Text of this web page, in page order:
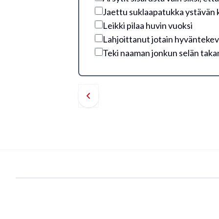
Jaettu suklaapatukka ystävän
Leikki pilaa huvin vuoksi
Lahjoittanut jotain
Teki naaman jonkun selän